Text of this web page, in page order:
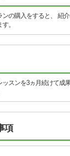
ンの購入をすると、 紹
。
ッスンを3ヵ月続けて成
項